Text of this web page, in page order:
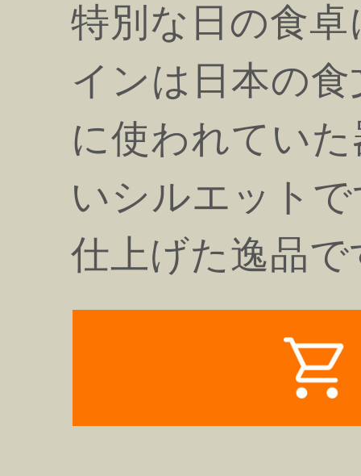
特別な日の食
インは日本の
に使われてい
いシルエット
仕上げた逸品